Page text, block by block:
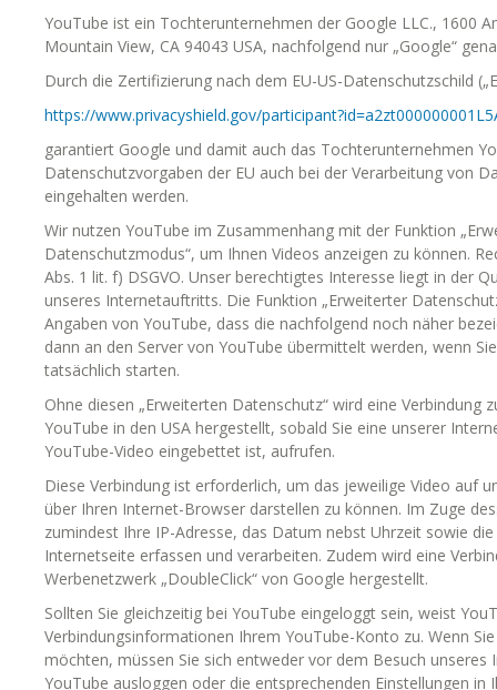
YouTube ist ein Tochterunternehmen der Google LLC., 1600
Mountain View, CA 94043 USA, nachfolgend nur „Google“
Durch die Zertifizierung nach dem EU-US-Datenschutzschild
https://www.privacyshield.gov/
garantiert Google und damit auch das Tochterunternehmen
Datenschutzvorgaben der EU auch bei der Verarbeitung von
eingehalten werden.
Wir nutzen YouTube im Zusammenhang mit der Funktion
Datenschutzmodus“, um Ihnen Videos anzeigen zu können.
Abs. 1 lit. f) DSGVO. Unser berechtigtes Interesse liegt in der
unseres Internetauftritts. Die Funktion „Erweiterter
Angaben von YouTube, dass die nachfolgend noch näher
dann an den Server von YouTube übermittelt werden, wenn
tatsächlich starten.
Ohne diesen „Erweiterten Datenschutz“ wird eine Verbindung
YouTube in den USA hergestellt, sobald Sie eine unserer
YouTube-Video eingebettet ist, aufrufen.
Diese Verbindung ist erforderlich, um das jeweilige Video auf
über Ihren Internet-Browser darstellen zu können. Im Zuge
zumindest Ihre IP-Adresse, das Datum nebst Uhrzeit sowie
Internetseite erfassen und verarbeiten. Zudem wird eine
Werbenetzwerk „DoubleClick“ von Google hergestellt.
Sollten Sie gleichzeitig bei YouTube eingeloggt sein, weist
Verbindungsinformationen Ihrem YouTube-Konto zu. Wenn
möchten, müssen Sie sich entweder vor dem Besuch
YouTube ausloggen oder die entsprechenden Einstellungen in